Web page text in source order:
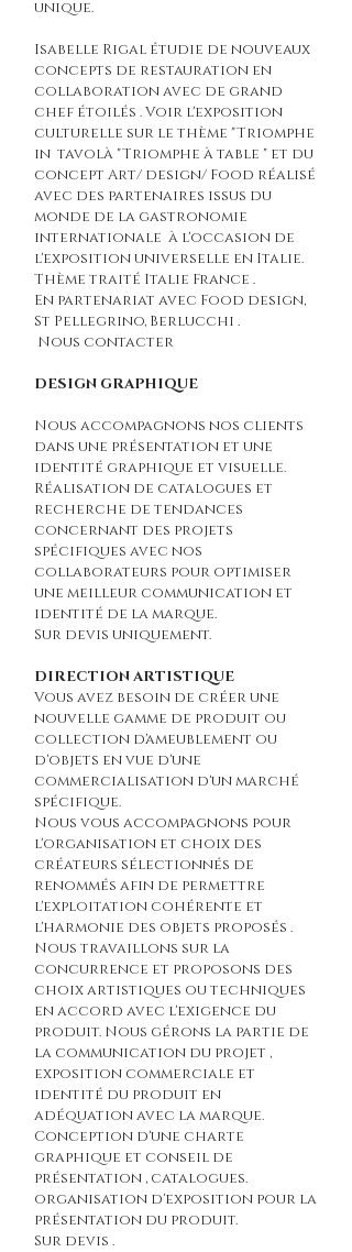
unique.
Isabelle Rigal étudie de nouveaux
concepts de restauration en
collaboration avec de grand
chef étoilés . Voir l'exposition
culturelle sur le thème "Triomphe
in tavolà "Triomphe à table " et du
concept Art/ design/ Food réalisé
avec des partenaires issus du
monde de la gastronomie
internationale à l'occasion de
l'exposition universelle en Italie.
Thème traité Italie France .
En partenariat avec Food design,
St Pellegrino, Berlucchi .
Nous contacter
DESIGN GRAPHIQUE
Nous accompagnons nos clients
dans une présentation et une
identité graphique et visuelle.
Réalisation de catalogues et
recherche de tendances
concernant des projets
spécifiques avec nos
collaborateurs pour optimiser
une meilleur communication et
identité de la marque.
Sur devis uniquement.
DIRECTION ARTISTIQUE
Vous avez besoin de créer une
nouvelle gamme de produit ou
collection d'ameublement ou
d'objets en vue d'une
commercialisation d'un marché
spécifique.
Nous vous accompagnons pour
l'organisation et choix des
créateurs sélectionnés de
renommés afin de permettre
l'exploitation cohérente et
l'harmonie des objets proposés .
Nous travaillons sur la
concurrence et proposons des
choix artistiques ou techniques
en accord avec l'exigence du
produit. Nous gérons la partie de
la communication du projet ,
exposition commerciale et
identité du produit en
adéquation avec la marque.
Conception d'une charte
graphique et conseil de
présentation , catalogues.
organisation d'exposition pour la
présentation du produit.
Sur devis .